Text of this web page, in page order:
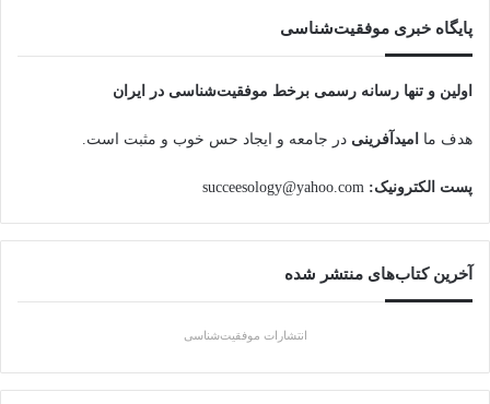
پایگاه‌ خبری موفقیت‌شناسی
اولین و تنها رسانه رسمی برخط موفقیت‌شناسی در ایران
هدف ما امیدآفرینی در جامعه و ایجاد حس خوب و مثبت است.
پست الکترونیک:
آخرین کتاب‌های منتشر شده
انتشارات موفقیت‌شناسی